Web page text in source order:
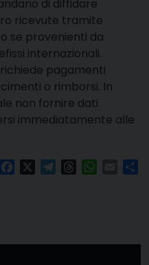
di diffidare
ricevute tramite
se provenienti da
internazionali.
pagamenti
o rimborsi. In
non fornire dati
immediatamente alle
FacebookTelegram
Threads Email